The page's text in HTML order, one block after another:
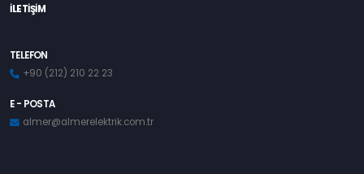
İLETİŞİM
TELEFON
+90 (212) 210 22 23
E - POSTA
almer@almerelektrik.com.tr